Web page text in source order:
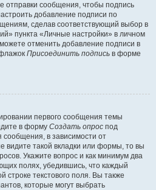
отправки сообщения, чтобы подпись
добавление подписи по
сделав соответствующий выбор в
пункта «Личные настройки» в личном
отменить добавление подписи в
Присоединить подпись в форме
первого сообщения темы
в форму Создать опрос под
в зависимости от
видите такой вкладки или формы, то вы
Укажите вопрос и как минимум два
полях, убедившись, что каждый
строке текстового поля. Вы также
которые могут выбрать